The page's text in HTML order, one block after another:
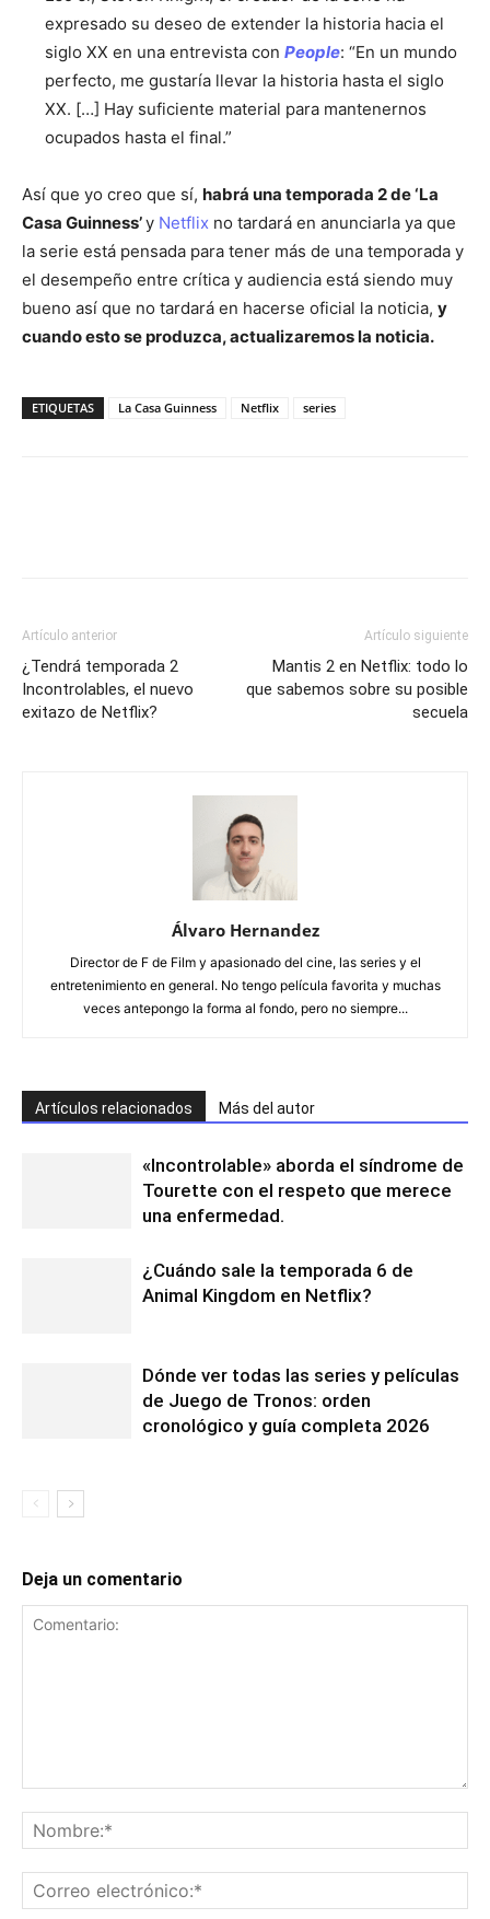
expresado su deseo de extender la historia hacia el
siglo XX en una entrevista con People: “En un mundo
perfecto, me gustaría llevar la historia hasta el siglo
XX. […] Hay suficiente material para mantenernos
ocupados hasta el final.”
Así que yo creo que sí, habrá una temporada 2 de ‘La
Casa Guinness’y Netflix no tardará en anunciarla ya que
la serie está pensada para tener más de una temporada y
el desempeño entre crítica y audiencia está siendo muy
bueno así que no tardará en hacerse oficial la noticia, y
cuando esto se produzca, actualizaremos la noticia.
ETIQUETAS La Casa Guinness Netflix series
Artículo anterior
¿Tendrá temporada 2
Incontrolables, el nuevo
exitazo de Netflix?
Artículo siguiente
Mantis 2 en Netflix: todo lo
que sabemos sobre su posible
secuela
Álvaro Hernandez
Director de F de Film y apasionado del cine, las series y el
entretenimiento en general. No tengo película favorita y muchas
veces antepongo la forma al fondo, pero no siempre...
Artículos relacionados Más del autor
«Incontrolable» aborda el síndrome de
Tourette con el respeto que merece
una enfermedad.
¿Cuándo sale la temporada 6 de
Animal Kingdom en Netflix?
Dónde ver todas las series y películas
de Juego de Tronos: orden
cronológico y guía completa 2026
Deja un comentario